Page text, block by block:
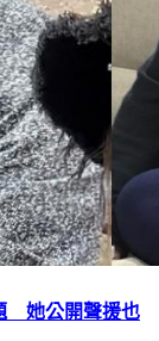
她公開聲援也